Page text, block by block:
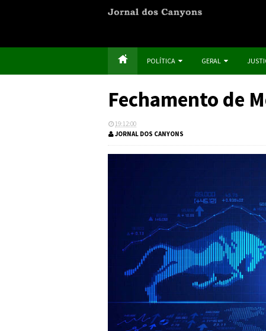
POLÍTICA GERAL
Fechamento de
19:12:00
JORNAL DOS CANYONS